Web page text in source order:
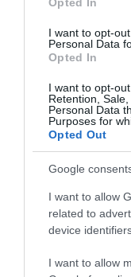
I want to opt-
Personal Data
Opted In
I want to opt-
Retention,
Personal Data
Purposes for
Opted Out
Google
I want to allow
related to
device
I want to allow
Erősebb